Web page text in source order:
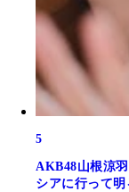
5
AKB48山根涼
シアに行って